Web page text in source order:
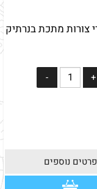
פרטים נוספים